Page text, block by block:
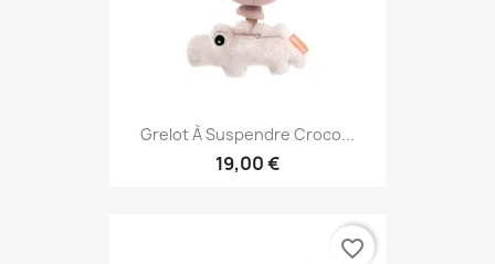
Grelot À Suspendre Croco...
19,00 €
favorite_border